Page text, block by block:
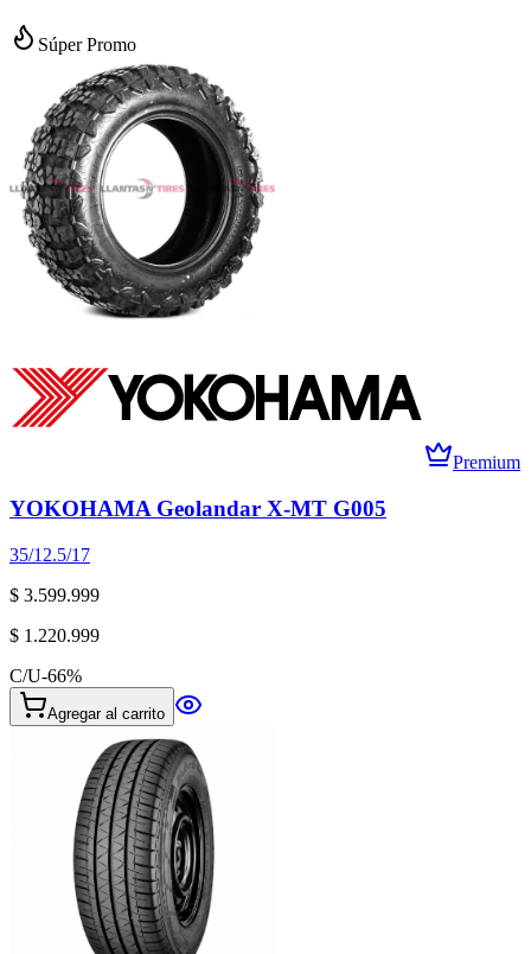
Súper Promo
Premium
YOKOHAMA Geolandar X-MT G005
35/12.5/17
$ 3.599.999
$ 1.220.999
C/U-66%
Agregar al carrito